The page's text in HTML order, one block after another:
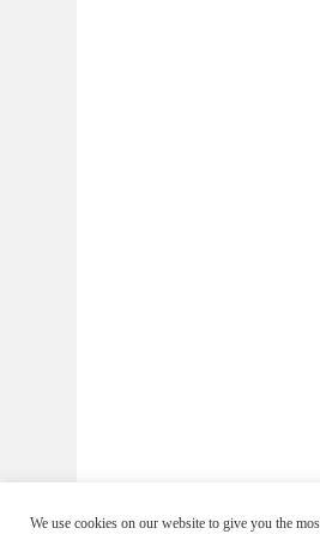
We use cookies on our website to give you the